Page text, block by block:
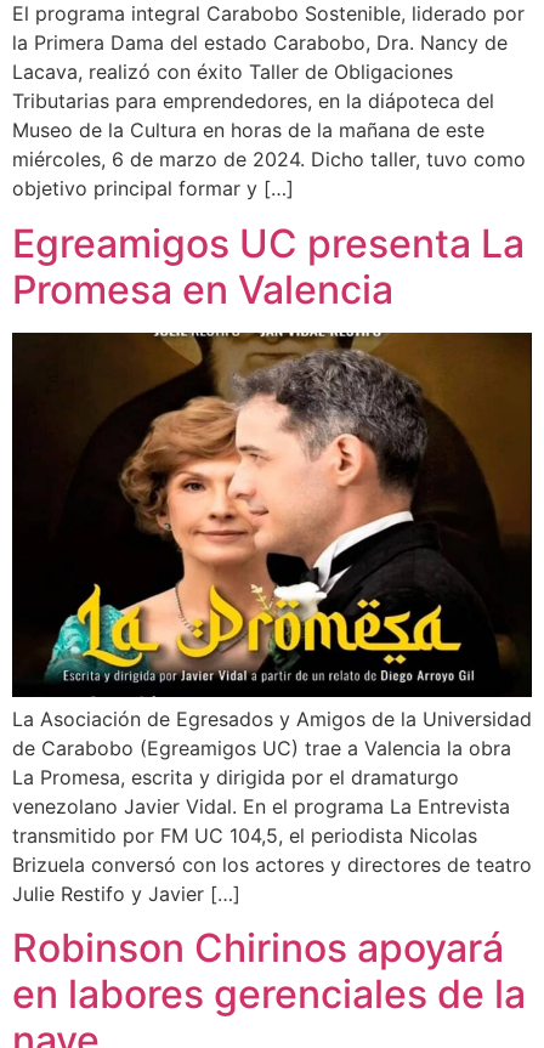
El programa integral Carabobo Sostenible, liderado por
la Primera Dama del estado Carabobo, Dra. Nancy de
Lacava, realizó con éxito Taller de Obligaciones
Tributarias para emprendedores, en la diápoteca del
Museo de la Cultura en horas de la mañana de este
miércoles, 6 de marzo de 2024. Dicho taller, tuvo como
objetivo principal formar y […]
Egreamigos UC presenta La
Promesa en Valencia
La Asociación de Egresados y Amigos de la Universidad
de Carabobo (Egreamigos UC) trae a Valencia la obra
La Promesa, escrita y dirigida por el dramaturgo
venezolano Javier Vidal. En el programa La Entrevista
transmitido por FM UC 104,5, el periodista Nicolas
Brizuela conversó con los actores y directores de teatro
Julie Restifo y Javier […]
Robinson Chirinos apoyará
en labores gerenciales de la